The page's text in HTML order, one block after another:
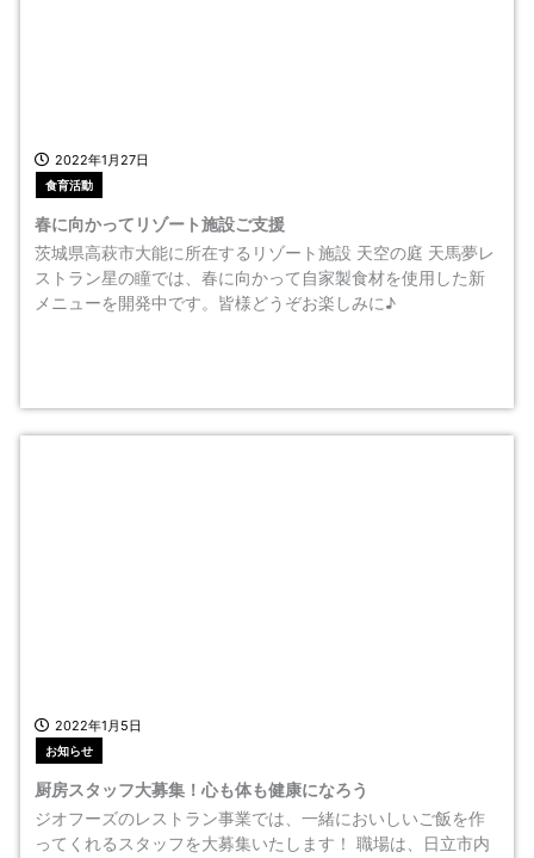
2022年1月27日
食育活動
春に向かってリゾート施設ご支援
茨城県高萩市大能に所在するリゾート施設 天空の庭 天馬夢レ
ストラン星の瞳では、春に向かって自家製食材を使用した新
メニューを開発中です。皆様どうぞお楽しみに♪
2022年1月5日
お知らせ
厨房スタッフ大募集！心も体も健康になろう
ジオフーズのレストラン事業では、一緒においしいご飯を作
ってくれるスタッフを大募集いたします！ 職場は、日立市内